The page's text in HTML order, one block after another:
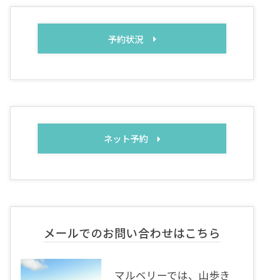
予約状況
ネット予約
メールでのお問い合わせはこちら
マルベリーでは、山歩き